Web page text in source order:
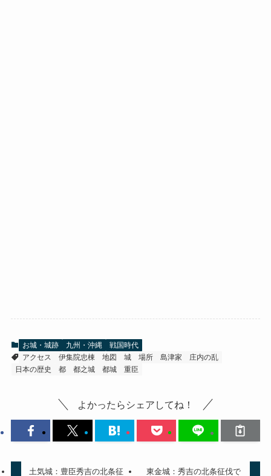
お城・城跡 九州・沖縄
戦国時代
アクセス
伊集院忠棟 地図 城 場所 島津家
庄内の乱
日本の歴史
都 都之城 都城 重臣
よかったらシェアしてね！
土気城：豊臣秀吉の北条征 東金城：秀吉の北条征伐で